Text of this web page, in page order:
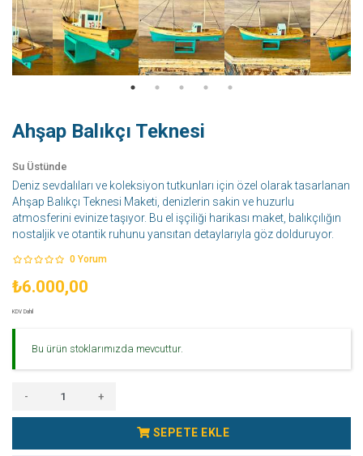
Ahşap Balıkçı Teknesi
Su Üstünde
Deniz sevdalıları ve koleksiyon tutkunları için özel olarak tasarlanan
Ahşap Balıkçı Teknesi Maketi, denizlerin sakin ve huzurlu
atmosferini evinize taşıyor. Bu el işçiliği harikası maket, balıkçılığın
nostaljik ve otantik ruhunu yansıtan detaylarıyla göz dolduruyor.
0 Yorum
₺6.000,00
KDV Dahil
Bu ürün stoklarımızda mevcuttur.
- +
SEPETE EKLE